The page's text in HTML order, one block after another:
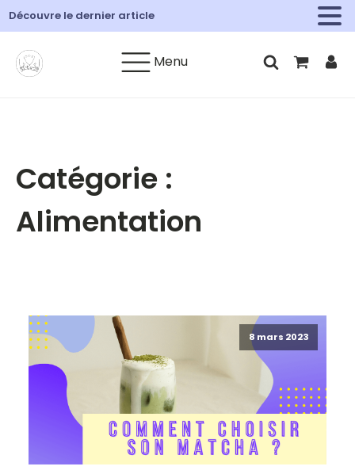
Découvre le dernier article
Menu
Catégorie :
Alimentation
8 mars 2023